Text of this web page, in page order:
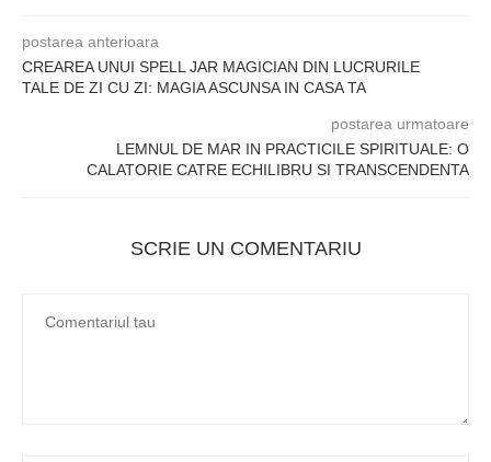
postarea anterioara
CREAREA UNUI SPELL JAR MAGICIAN DIN LUCRURILE
TALE DE ZI CU ZI: MAGIA ASCUNSA IN CASA TA
postarea urmatoare
LEMNUL DE MAR IN PRACTICILE SPIRITUALE: O
CALATORIE CATRE ECHILIBRU SI TRANSCENDENTA
SCRIE UN COMENTARIU